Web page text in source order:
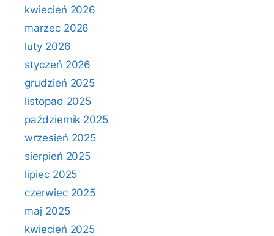
kwiecień 2026
marzec 2026
luty 2026
styczeń 2026
grudzień 2025
listopad 2025
październik 2025
wrzesień 2025
sierpień 2025
lipiec 2025
czerwiec 2025
maj 2025
kwiecień 2025